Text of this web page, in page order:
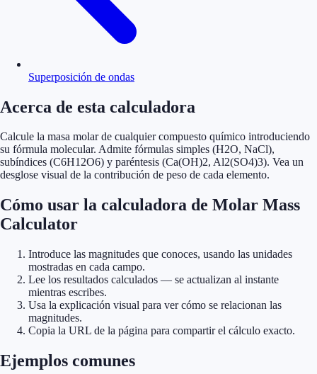
Superposición de ondas
Acerca de esta calculadora
Calcule la masa molar de cualquier compuesto químico introduciendo
su fórmula molecular. Admite fórmulas simples (H2O, NaCl),
subíndices (C6H12O6) y paréntesis (Ca(OH)2, Al2(SO4)3). Vea un
desglose visual de la contribución de peso de cada elemento.
Cómo usar la calculadora de Molar Mass
Calculator
Introduce las magnitudes que conoces, usando las unidades
mostradas en cada campo.
Lee los resultados calculados — se actualizan al instante
mientras escribes.
Usa la explicación visual para ver cómo se relacionan las
magnitudes.
Copia la URL de la página para compartir el cálculo exacto.
Ejemplos comunes